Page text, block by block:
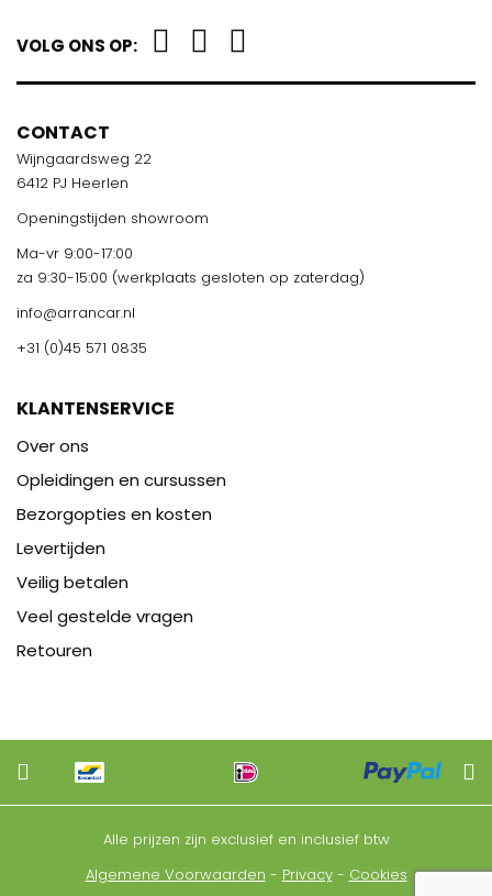
VOLG ONS OP:
CONTACT
Wijngaardsweg 22
6412 PJ Heerlen
Openingstijden showroom
Ma-vr 9:00-17:00
za 9:30-15:00 (werkplaats gesloten op zaterdag)
info@arrancar.nl
+31 (0)45 571 0835
KLANTENSERVICE
Over ons
Opleidingen en cursussen
Bezorgopties en kosten
Levertijden
Veilig betalen
Veel gestelde vragen
Retouren
Alle prijzen zijn exclusief en inclusief btw
Algemene Voorwaarden - Privacy- Cookies